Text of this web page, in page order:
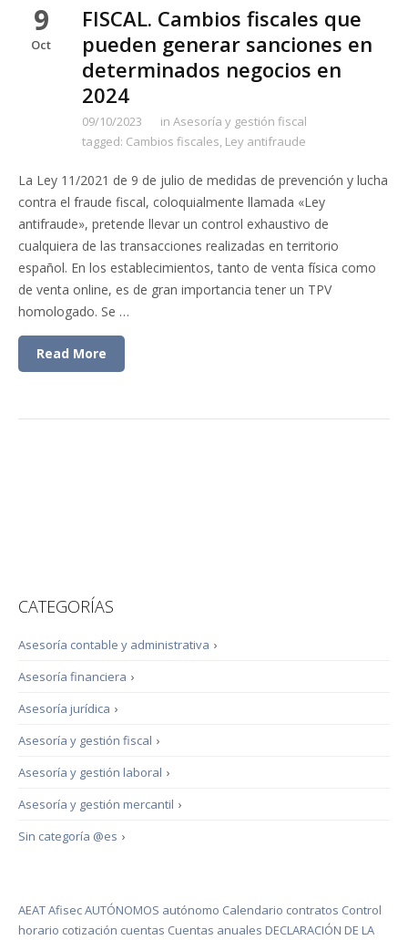
9
Oct
FISCAL. Cambios fiscales que
pueden generar sanciones en
determinados negocios en
2024
09/10/2023 in Asesoría y gestión fiscal
tagged: Cambios fiscales, Ley antifraude
La Ley 11/2021 de 9 de julio de medidas de prevención y lucha
contra el fraude fiscal, coloquialmente llamada «Ley
antifraude», pretende llevar un control exhaustivo de
cualquiera de las transacciones realizadas en territorio
español. En los establecimientos, tanto de venta física como
de venta online, es de gran importancia tener un TPV
homologado. Se …
Read More
CATEGORÍAS
›
Asesoría contable y administrativa
›
Asesoría financiera
›
Asesoría jurídica
›
Asesoría y gestión fiscal
›
Asesoría y gestión laboral
›
Asesoría y gestión mercantil
›
Sin categoría @es
AEATAfisecAUTÓNOMOS autónomo Calendario contratos Control
horario cotización cuentas Cuentas anuales DECLARACIÓN DE LA